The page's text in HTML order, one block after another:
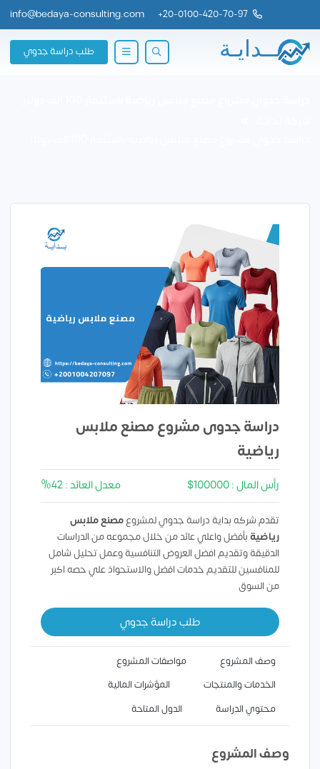
20-0100-420-70-97
+
info@bedaya-consulting.com
طلب دراسة جدوي
دراسة جدوى مشروع مصنع ملابس
رياضية
رأس المال : 100000$ معدل العائد : 42%
تقدم شركه بداية دراسة جدوي لمشروعمصنع ملابس
رياضيةبأفضل واعلي عائد من خلال مجموعه من الدراسات
الدقيقة وتقديم افضل العروض التنافسية وعمل تحليل شامل
للمنافسين للتقديم خدمات افضل والاستحواذ علي حصه اكبر
من السوق
طلب دراسة جدوي
وصف المشروع
مواصفات المشروع
الخدمات والمنتجات
المؤشرات المالية
محتوي الدراسة
الدول المتاحة
وصف المشروع